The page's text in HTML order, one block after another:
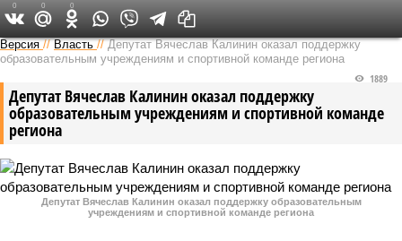
Версия в Саратове
Версия //Власть //Депутат Вячеслав Калинин оказал поддержку
образовательным учреждениям и спортивной команде региона
Депутат Вячеслав Калинин оказал поддержку
образовательным учреждениям и спортивной команде
региона
1889
Депутат Вячеслав Калинин оказал поддержку образовательным
учреждениям и спортивной команде региона
0 0 0